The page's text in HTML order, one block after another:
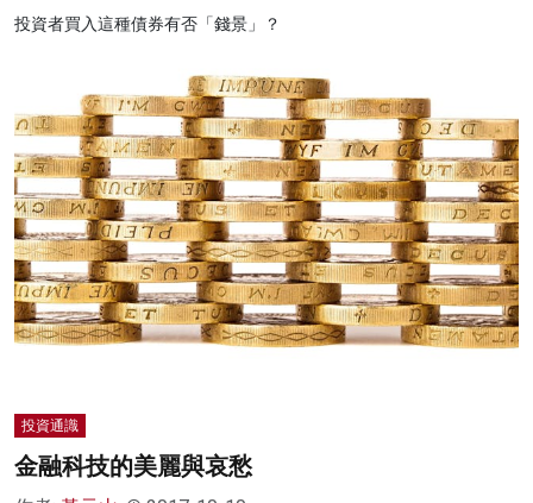
投資者買入這種債券有否「錢景」？
投資通識
金融科技的美麗與哀愁